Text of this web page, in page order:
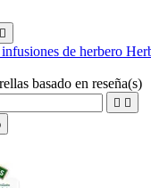

de herbero
basado en reseña(s)
 